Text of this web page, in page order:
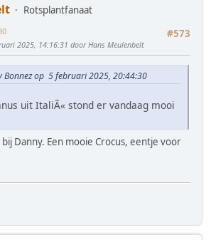
Rotsplantfanaat
#573
2025, 14:16:31 door Hans Meulenbelt
Bonnez op 5 februari 2025, 20:44:30
uit ItaliÃ« stond er vandaag mooi
Danny. Een mooie Crocus, eentje voor